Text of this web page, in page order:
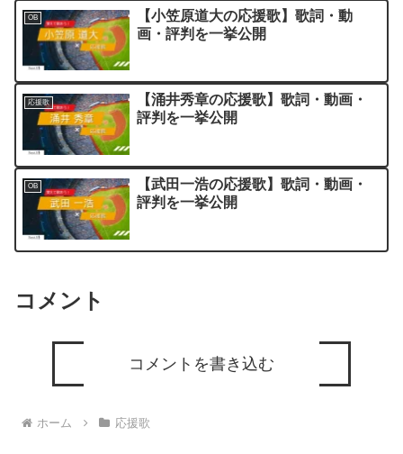
OB
【小笠原道大の応援歌】歌詞・動
画・評判を一挙公開
応援歌
【涌井秀章の応援歌】歌詞・動画・
評判を一挙公開
OB
【武田一浩の応援歌】歌詞・動画・
評判を一挙公開
コメント
コメントを書き込む
ホーム 応援歌